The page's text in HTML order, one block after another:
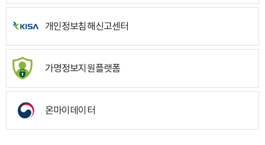
개인정보침해신고센터
가명정보지원플랫폼
온마이데이터